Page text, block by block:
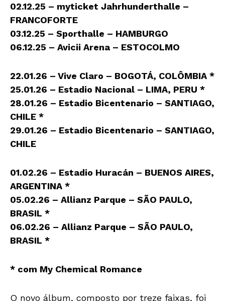
02.12.25 – myticket Jahrhunderthalle –
FRANCOFORTE
03.12.25 – Sporthalle – HAMBURGO
06.12.25 – Avicii Arena – ESTOCOLMO
22.01.26 – Vive Claro – BOGOTÁ, COLÔMBIA *
25.01.26 – Estadio Nacional – LIMA, PERU *
28.01.26 – Estadio Bicentenario – SANTIAGO,
CHILE *
29.01.26 – Estadio Bicentenario – SANTIAGO,
CHILE
01.02.26 – Estadio Huracán – BUENOS AIRES,
ARGENTINA *
05.02.26 – Allianz Parque – SÃO PAULO,
BRASIL *
06.02.26 – Allianz Parque – SÃO PAULO,
BRASIL *
* com My Chemical Romance
O novo álbum, composto por treze faixas, foi